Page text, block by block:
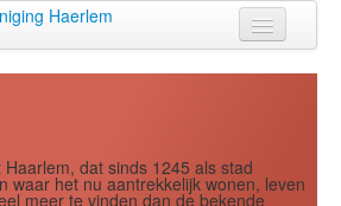
dat sinds 1245 als stad
waar het nu aantrekkelijk wonen, leven
meer te vinden dan de bekende
Jaar
Maand